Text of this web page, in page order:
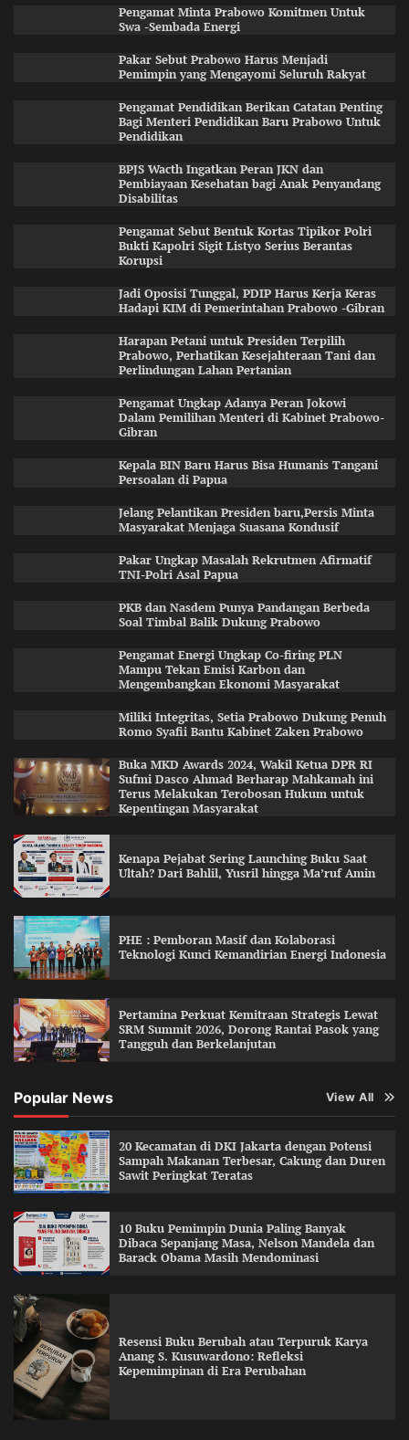
Pengamat Minta Prabowo Komitmen Untuk
Swa -Sembada Energi
Pakar Sebut Prabowo Harus Menjadi
Pemimpin yang Mengayomi Seluruh Rakyat
Pengamat Pendidikan Berikan Catatan Penting
Bagi Menteri Pendidikan Baru Prabowo Untuk
Pendidikan
BPJS Wacth Ingatkan Peran JKN dan
Pembiayaan Kesehatan bagi Anak Penyandang
Disabilitas
Pengamat Sebut Bentuk Kortas Tipikor Polri
Bukti Kapolri Sigit Listyo Serius Berantas
Korupsi
Jadi Oposisi Tunggal, PDIP Harus Kerja Keras
Hadapi KIM di Pemerintahan Prabowo -Gibran
Harapan Petani untuk Presiden Terpilih
Prabowo, Perhatikan Kesejahteraan Tani dan
Perlindungan Lahan Pertanian
Pengamat Ungkap Adanya Peran Jokowi
Dalam Pemilihan Menteri di Kabinet Prabowo-
Gibran
Kepala BIN Baru Harus Bisa Humanis Tangani
Persoalan di Papua
Jelang Pelantikan Presiden baru,Persis Minta
Masyarakat Menjaga Suasana Kondusif
Pakar Ungkap Masalah Rekrutmen Afirmatif
TNI-Polri Asal Papua
PKB dan Nasdem Punya Pandangan Berbeda
Soal Timbal Balik Dukung Prabowo
Pengamat Energi Ungkap Co-firing PLN
Mampu Tekan Emisi Karbon dan
Mengembangkan Ekonomi Masyarakat
Miliki Integritas, Setia Prabowo Dukung Penuh
Romo Syafii Bantu Kabinet Zaken Prabowo
Buka MKD Awards 2024, Wakil Ketua DPR RI
Sufmi Dasco Ahmad Berharap Mahkamah ini
Terus Melakukan Terobosan Hukum untuk
Kepentingan Masyarakat
Kenapa Pejabat Sering Launching Buku Saat
Ultah? Dari Bahlil, Yusril hingga Ma’ruf Amin
PHE : Pemboran Masif dan Kolaborasi
Teknologi Kunci Kemandirian Energi Indonesia
Pertamina Perkuat Kemitraan Strategis Lewat
SRM Summit 2026, Dorong Rantai Pasok yang
Tangguh dan Berkelanjutan
Popular News View All
20 Kecamatan di DKI Jakarta dengan Potensi
Sampah Makanan Terbesar, Cakung dan Duren
Sawit Peringkat Teratas
10 Buku Pemimpin Dunia Paling Banyak
Dibaca Sepanjang Masa, Nelson Mandela dan
Barack Obama Masih Mendominasi
Resensi Buku Berubah atau Terpuruk Karya
Anang S. Kusuwardono: Refleksi
Kepemimpinan di Era Perubahan